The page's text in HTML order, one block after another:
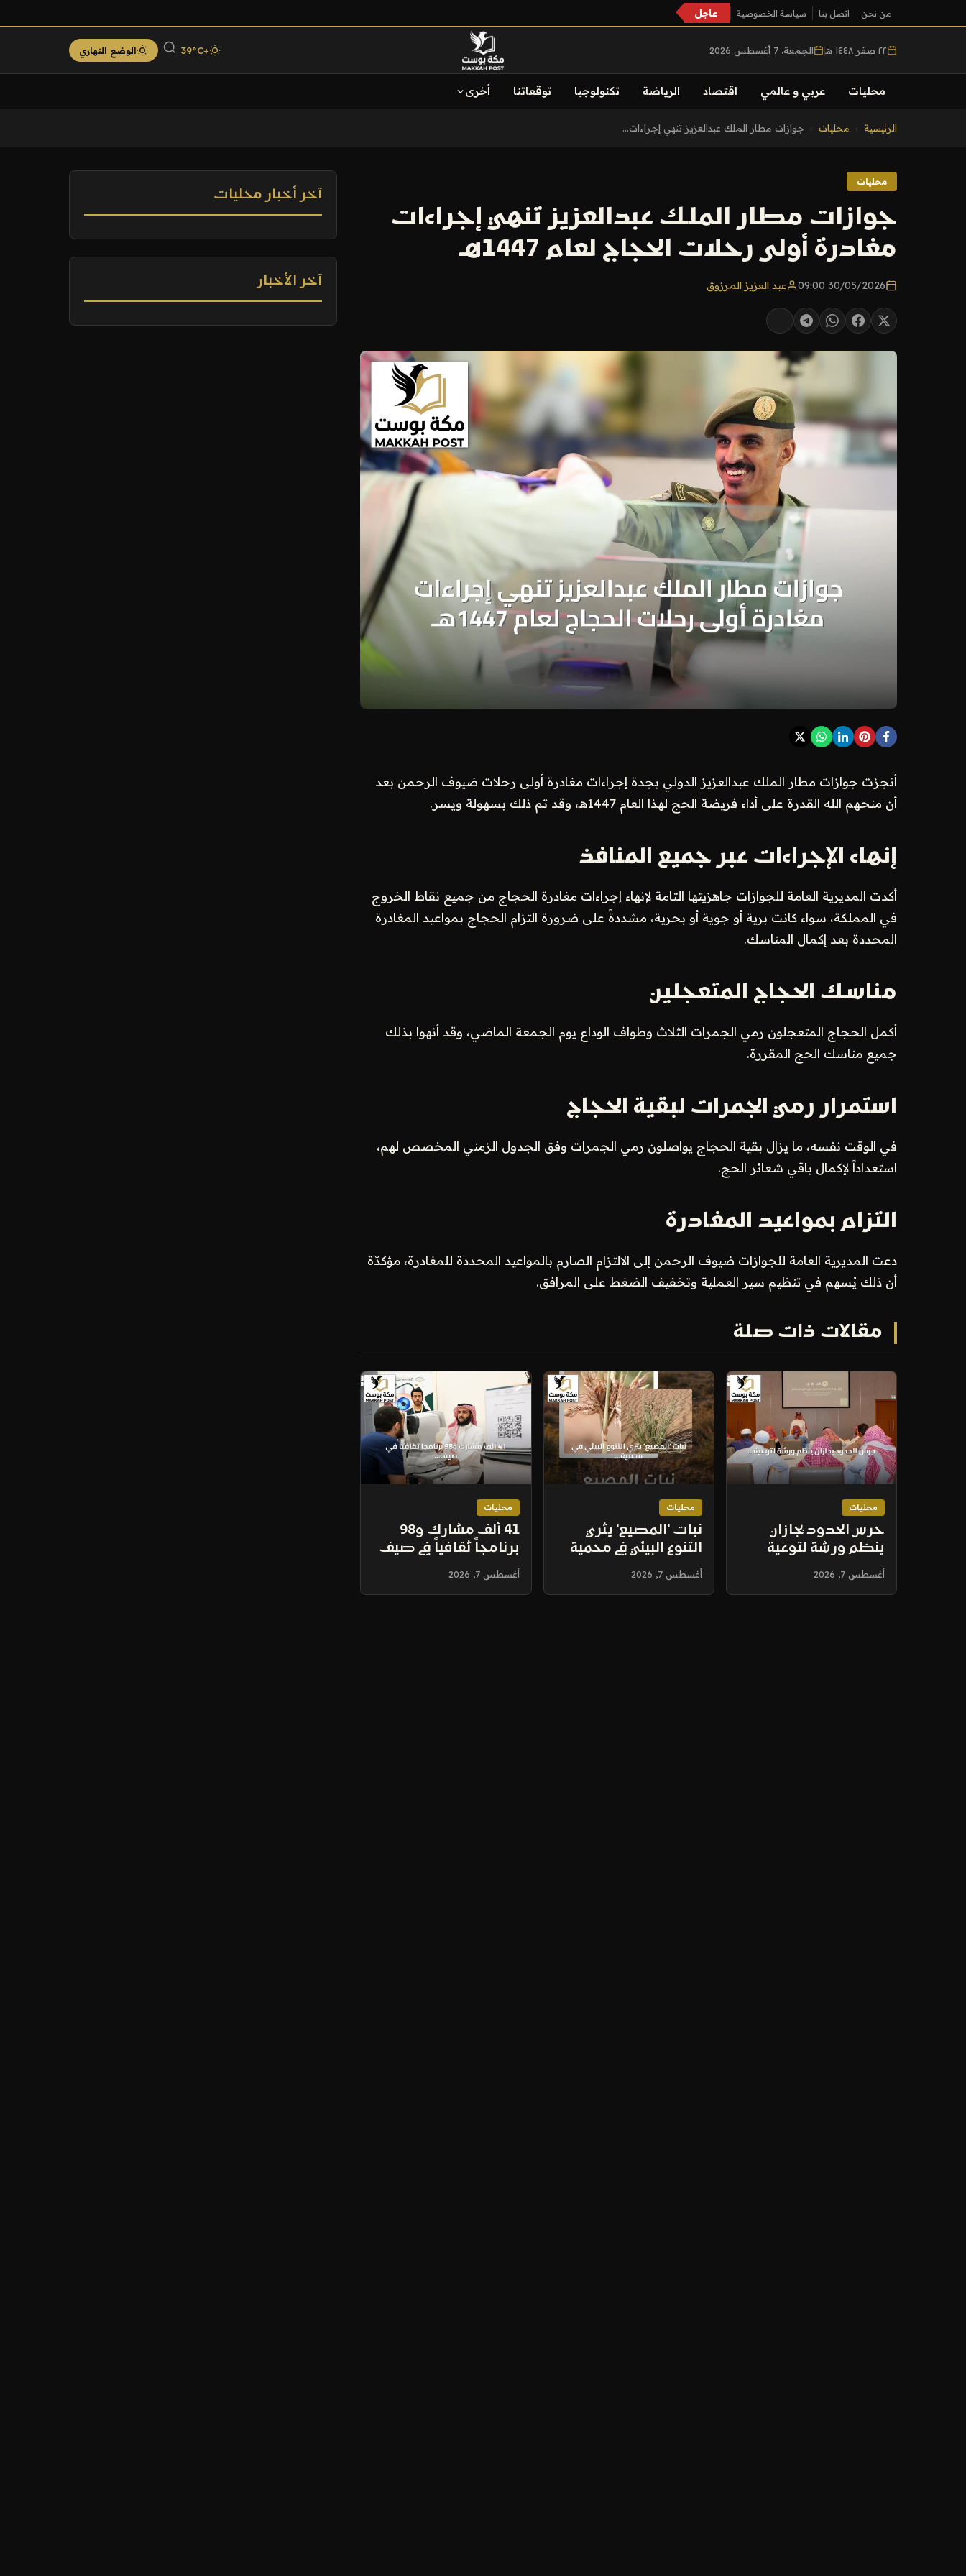
من نحن اتصل بنا سياسة الخصوصية عاجل
٢٢ صفر ١٤٤٨ هـ | الجمعة، 7 أغسطس 2026 +39°C الوضع النهاري
محليات عربي و عالمي اقتصاد الرياضة تكنولوجيا توقعاتنا أخرى
الرئيسية محليات جوازات مطار الملك عبدالعزيز تنهي إجراءات...
محليات
جوازات مطار الملك عبدالعزيز تنهي إجراءات
مغادرة أولى رحلات الحجاج لعام 1447هـ
30/05/2026 09:00 عبد العزيز المرزوق
أنجزت جوازات مطار الملك عبدالعزيز الدولي بجدة إجراءات مغادرة أولى رحلات ضيوف الرحمن بعد
أن منحهم الله القدرة على أداء فريضة الحج لهذا العام 1447هـ، وقد تم ذلك بسهولة ويسر.
إنهاء الإجراءات عبر جميع المنافذ
أكدت المديرية العامة للجوازات جاهزيتها التامة لإنهاء إجراءات مغادرة الحجاج من جميع نقاط الخروج
في المملكة، سواء كانت برية أو جوية أو بحرية، مشددةً على ضرورة التزام الحجاج بمواعيد المغادرة
المحددة بعد إكمال المناسك.
مناسك الحجاج المتعجلين
أكمل الحجاج المتعجلون رمي الجمرات الثلاث وطواف الوداع يوم الجمعة الماضي، وقد أنهوا بذلك
جميع مناسك الحج المقررة.
استمرار رمي الجمرات لبقية الحجاج
في الوقت نفسه، ما يزال بقية الحجاج يواصلون رمي الجمرات وفق الجدول الزمني المخصص لهم،
استعداداً لإكمال باقي شعائر الحج.
التزام بمواعيد المغادرة
دعت المديرية العامة للجوازات ضيوف الرحمن إلى الالتزام الصارم بالمواعيد المحددة للمغادرة، مؤكدّة
أن ذلك يُسهم في تنظيم سير العملية وتخفيف الضغط على المرافق.
مقالات ذات صلة
محليات
حرس الحدود بجازان
ينظم ورشة لتوعية
الصيادين بخدمات بوابة
زاول الإلكترونية
أغسطس 7, 2026
محليات
نبات 'المصيع' يثري
التنوع البيئي في محمية
الملك سلمان الملكية
أغسطس 7, 2026
محليات
41 ألف مشارك و98
برنامجاً ثقافياً في صيف
المنورة
أغسطس 7, 2026
آخر أخبار محليات
آخر الأخبار